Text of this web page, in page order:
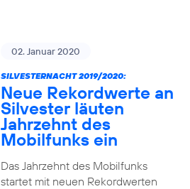
02. Januar 2020
SILVESTERNACHT 2019/2020:
Neue Rekordwerte an
Silvester läuten
Jahrzehnt des
Mobilfunks ein
Das Jahrzehnt des Mobilfunks
startet mit neuen Rekordwerten